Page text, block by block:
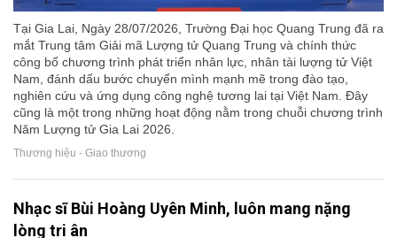
Tại Gia Lai, Ngày 28/07/2026, Trường Đại học Quang Trung đã ra
mắt Trung tâm Giải mã Lượng tử Quang Trung và chính thức
công bố chương trình phát triển nhân lực, nhân tài lượng tử Việt
Nam, đánh dấu bước chuyển mình mạnh mẽ trong đào tạo,
nghiên cứu và ứng dụng công nghệ tương lai tại Việt Nam. Đây
cũng là một trong những hoạt động nằm trong chuỗi chương trình
Năm Lượng tử Gia Lai 2026.
Thương hiệu - Giao thương
Nhạc sĩ Bùi Hoàng Uyên Minh, luôn mang nặng
lòng tri ân